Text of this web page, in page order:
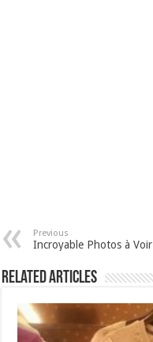
Previous
Incroyable Photos à Voir
Related Articles